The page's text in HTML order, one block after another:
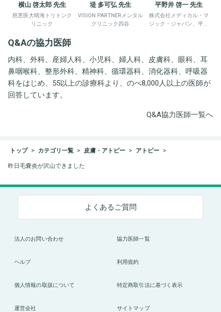
横山 啓太郎 先生
慈恵医大晴海トリトンク
リニック
堤 多可弘 先生
VISION PARTNERメンタル
クリニック四谷
平野井 啓一 先生
株式会社メディカル・マ
ジック・ジャパン、平野
Q&Aの協力医師
内科、外科、産婦人科、小児科、婦人科、皮膚科、眼科、耳
鼻咽喉科、整形外科、精神科、循環器科、消化器科、呼吸器
科をはじめ、55以上の診療科より、のべ8,000人以上の医師が
回答しています。
Q&A協力医師一覧へ
トップ カテゴリ一覧 皮膚・アトピー アトピー
昨日毛嚢炎が沢山できました
よくあるご質問
法人のお問い合わせ 協力医師一覧
ヘルプ 利用規約
個人情報の取扱について 特定商取引法に基づく表示
運営会社 サイトマップ